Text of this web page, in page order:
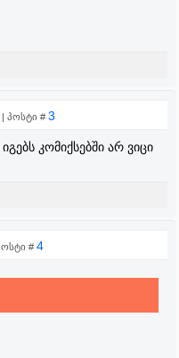
| პოსტი # 3
კომიქსებში არ ვიცი
# 4